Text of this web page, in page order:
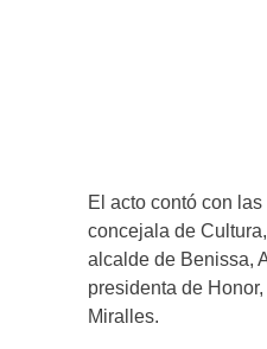
El acto contó con
concejala de
alcalde de Benissa,
presidenta de
Miralles.